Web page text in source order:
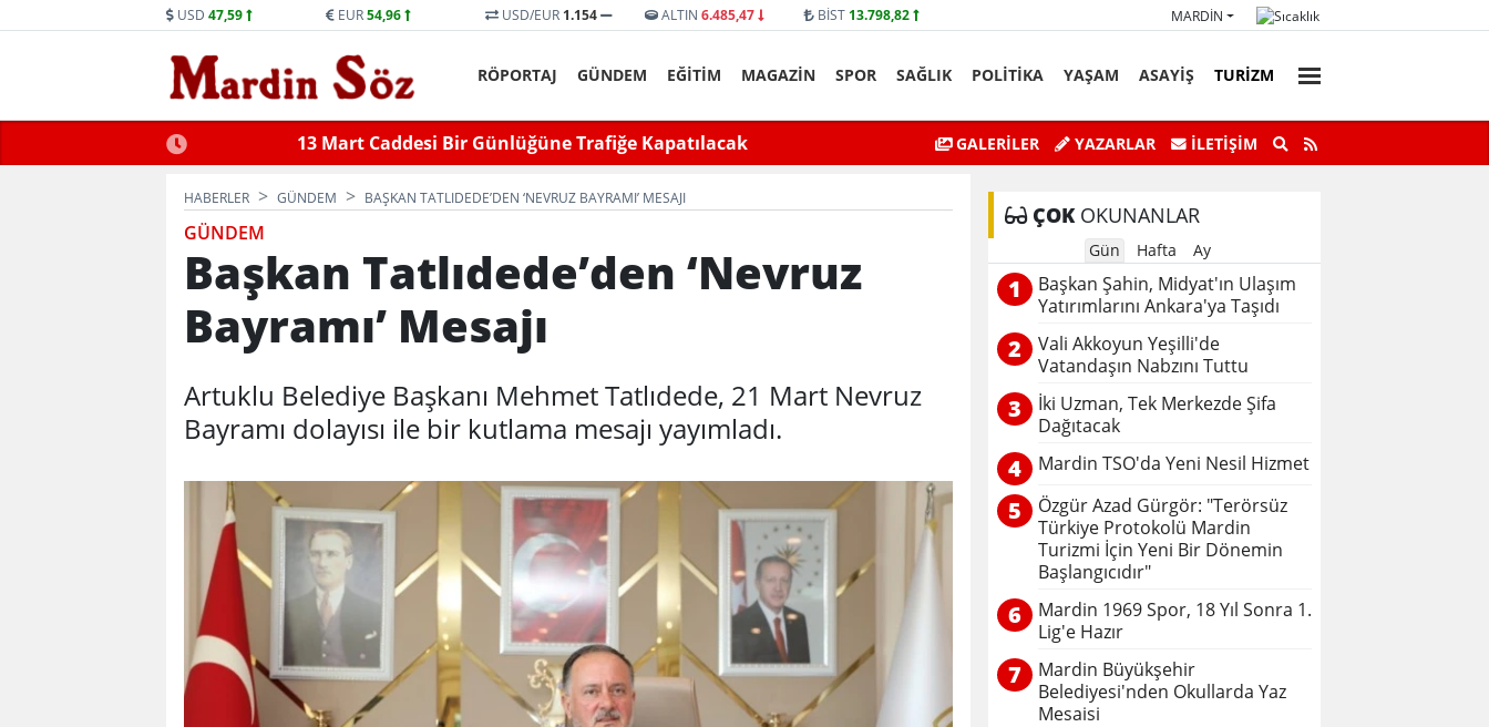
USD 47,59 EUR54,96 USD/EUR 1.154 ALTIN 6.485,47 BİST 13.798,82 MARDIN
RÖPORTAJ GÜNDEM EĞİTİM MAGAZİN SPOR SAĞLIK POLİTİKA YAŞAM ASAYİŞ TURİZM
Trafiğe Kapatılacak Midyat’ta bıçaklı kavga can aldı
Mardin’de Ceza İnfaz Personeli Günü’ne Özel Satranç
Turnuvası
GALERİLER YAZARLAR İLETIŞIM
HABERLER GÜNDEM BAŞKAN TATLIDEDE’DEN ‘NEVRUZ BAYRAMI’ MESAJI
GÜNDEM
Başkan Tatlıdede’den ‘Nevruz
Bayramı’ Mesajı
Artuklu Belediye Başkanı Mehmet Tatlıdede, 21 Mart Nevruz
Bayramı dolayısı ile bir kutlama mesajı yayımladı.
ÇOKOKUNANLAR
Gün Hafta Ay
1
Başkan Şahin, Midyat'ın Ulaşım
Yatırımlarını Ankara'ya Taşıdı
2
Vali Akkoyun Yeşilli'de
Vatandaşın Nabzını Tuttu
3
İki Uzman, Tek Merkezde Şifa
Dağıtacak
4 Mardin TSO'da Yeni Nesil Hizmet
5
Özgür Azad Gürgör: "Terörsüz
Türkiye Protokolü Mardin
Turizmi İçin Yeni Bir Dönemin
Başlangıcıdır"
6
Mardin 1969 Spor, 18 Yıl Sonra 1.
Lig'e Hazır
7
Mardin Büyükşehir
Belediyesi'nden Okullarda Yaz
Mesaisi